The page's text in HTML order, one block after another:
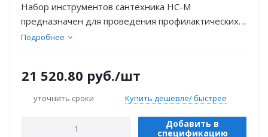
Набор инструментов сантехника НС-М
предназначен для проведения профилактических и
ремонтных работ, связанных с водопроводными
Подробнее
21 520.80 руб./шт
уточнить сроки Купить дешевле/ быстрее
Добавить в
спецификацию